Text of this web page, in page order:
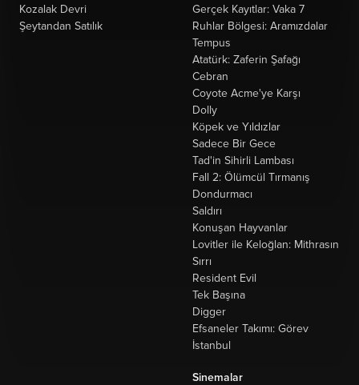
Kozalak Devri
Şeytandan Satılık
Gerçek Kayıtlar: Vaka 7
Ruhlar Bölgesi: Aramızdalar
Tempus
Atatürk: Zaferin Şafağı
Cebran
Coyote Acme'ye Karşı
Dolly
Köpek ve Yıldızlar
Sadece Bir Gece
Tad'in Sihirli Lambası
Fall 2: Ölümcül Tırmanış
Dondurmacı
Saldırı
Konuşan Hayvanlar
Lovitler ile Keloğlan: Mithrasın
Sırrı
Resident Evil
Tek Başına
Digger
Efsaneler Takımı: Görev
İstanbul
Sinemalar